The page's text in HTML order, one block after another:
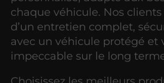
chaque véhicule. Nos
d’un entretien complet,
avec un véhicule protégé et
impeccable sur le long